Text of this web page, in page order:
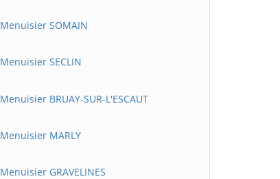
Menuisier SOMAIN
Menuisier SECLIN
Menuisier BRUAY-SUR-L'ESCAUT
Menuisier MARLY
Menuisier GRAVELINES